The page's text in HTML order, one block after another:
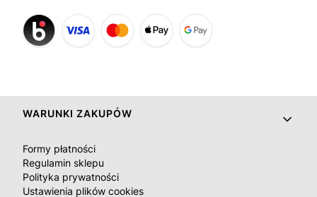
Linki w stopce
WARUNKI ZAKUPÓW
Formy płatności
Regulamin sklepu
Polityka prywatności
Ustawienia plików cookies